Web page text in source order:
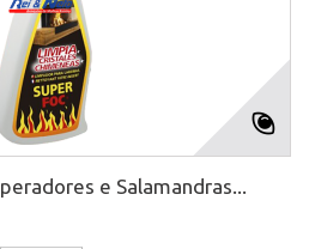
e Salamandras...